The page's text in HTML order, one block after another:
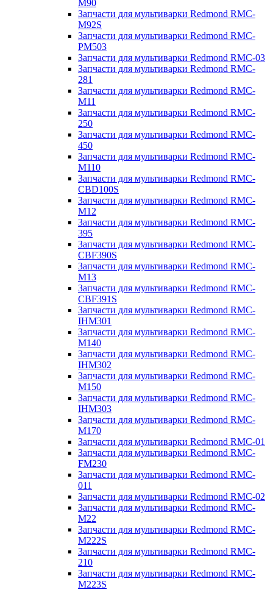
M90
Запчасти для мультиварки Redmond RMC-
M92S
Запчасти для мультиварки Redmond RMC-
PM503
Запчасти для мультиварки Redmond RMC-03
Запчасти для мультиварки Redmond RMC-
281
Запчасти для мультиварки Redmond RMC-
M11
Запчасти для мультиварки Redmond RMC-
250
Запчасти для мультиварки Redmond RMC-
450
Запчасти для мультиварки Redmond RMC-
M110
Запчасти для мультиварки Redmond RMC-
CBD100S
Запчасти для мультиварки Redmond RMC-
M12
Запчасти для мультиварки Redmond RMC-
395
Запчасти для мультиварки Redmond RMC-
CBF390S
Запчасти для мультиварки Redmond RMC-
M13
Запчасти для мультиварки Redmond RMC-
CBF391S
Запчасти для мультиварки Redmond RMC-
IHM301
Запчасти для мультиварки Redmond RMC-
M140
Запчасти для мультиварки Redmond RMC-
IHM302
Запчасти для мультиварки Redmond RMC-
M150
Запчасти для мультиварки Redmond RMC-
IHM303
Запчасти для мультиварки Redmond RMC-
M170
Запчасти для мультиварки Redmond RMC-01
Запчасти для мультиварки Redmond RMC-
FM230
Запчасти для мультиварки Redmond RMC-
011
Запчасти для мультиварки Redmond RMC-02
Запчасти для мультиварки Redmond RMC-
M22
Запчасти для мультиварки Redmond RMC-
M222S
Запчасти для мультиварки Redmond RMC-
210
Запчасти для мультиварки Redmond RMC-
M223S